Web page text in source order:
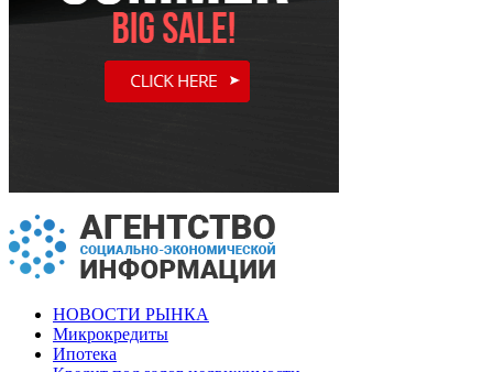
НОВОСТИ РЫНКА
Микрокредиты
Ипотека